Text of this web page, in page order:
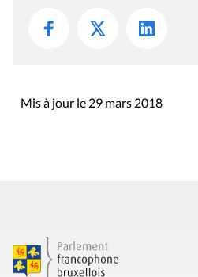
Mis à jour le 29 mars 2018